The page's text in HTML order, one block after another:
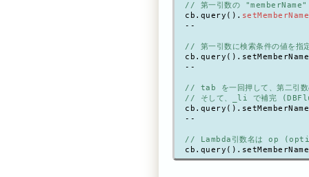
// 第一引数の "memberName"
cb.query().
--
// 第一引数に検索条件の値を
--
// tab を一回押して、第二引
// そして、_li で補完
--
// Lambda引数名は op